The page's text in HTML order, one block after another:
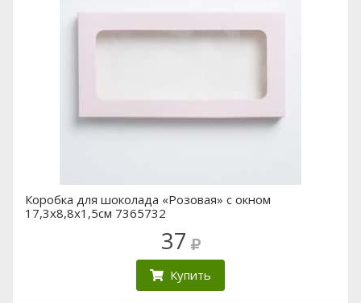
Коробка для шоколада «Розовая» с окном
17,3х8,8х1,5см 7365732
37
Купить